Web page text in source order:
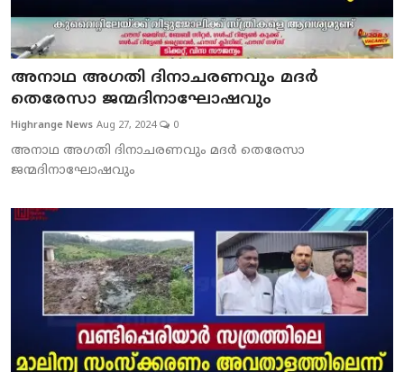
അനാഥ അഗതി ദിനാചരണവും മദര്‍
തെരേസാ ജന്മദിനാഘോഷവും
Highrange News Aug 27, 2024 0
അനാഥ അഗതി ദിനാചരണവും മദര്‍ തെരേസാ
ജന്മദിനാഘോഷവും